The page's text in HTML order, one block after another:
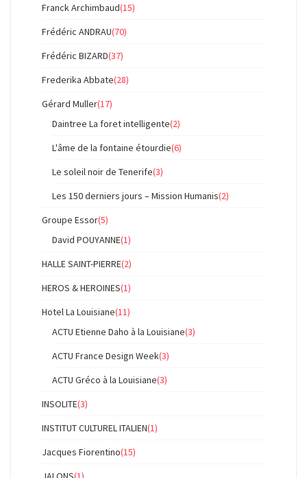
Franck Archimbaud(15)
Frédéric ANDRAU(70)
Frédéric BIZARD(37)
Frederika Abbate(28)
Gérard Muller(17)
Daintree La foret intelligente(2)
L'âme de la fontaine étourdie(6)
Le soleil noir de Tenerife(3)
Les 150 derniers jours – Mission Humanis(2)
Groupe Essor(5)
David POUYANNE(1)
HALLE SAINT-PIERRE(2)
HEROS & HEROINES(1)
Hotel La Louisiane(11)
ACTU Etienne Daho à la Louisiane(3)
ACTU France Design Week(3)
ACTU Gréco à la Louisiane(3)
INSOLITE(3)
INSTITUT CULTUREL ITALIEN(1)
Jacques Fiorentino(15)